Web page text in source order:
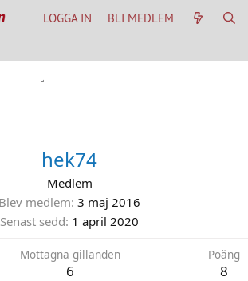
LOGGA IN BLI MEDLEM
hek74
Medlem
Blev medlem 3 maj 2016
Senast sedd 1 april 2020
Mottagna gillanden
6
Poäng
8